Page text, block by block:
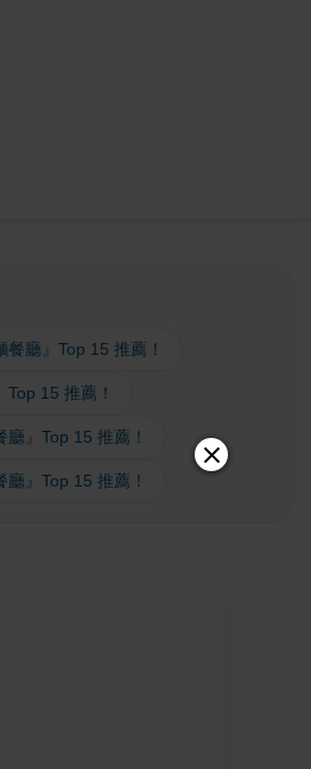
廳』Top 15 推薦！
15 推薦！
』Top 15 推薦！
』Top 15 推薦！